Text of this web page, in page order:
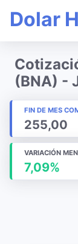
Dolar
(BNA) -
FIN DE MES
255,00
VARIACIÓN
7,09%